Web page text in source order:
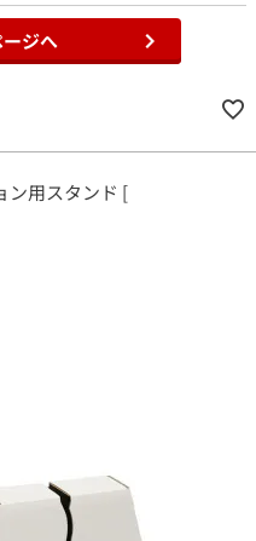
ジへ
ン用スタンド [